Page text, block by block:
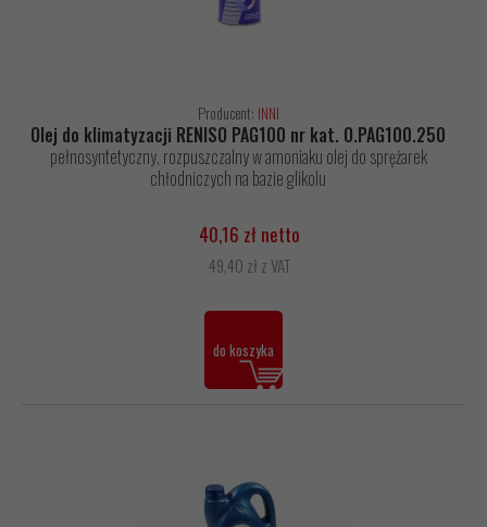
Producent: INNI
Olej do klimatyzacji RENISO PAG100 nr kat. O.PAG100.250
pełnosyntetyczny, rozpuszczalny w amoniaku olej do sprężarek
chłodniczych na bazie glikolu
40,16 zł netto
49,40 zł z VAT
do koszyka